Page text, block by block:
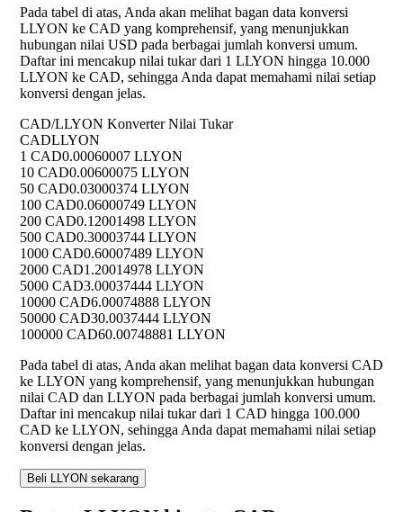
Pada tabel di atas, Anda akan melihat bagan data konversi
LLYON ke CAD yang komprehensif, yang menunjukkan
hubungan nilai USD pada berbagai jumlah konversi umum.
Daftar ini mencakup nilai tukar dari 1 LLYON hingga 10.000
LLYON ke CAD, sehingga Anda dapat memahami nilai setiap
konversi dengan jelas.
CAD/LLYON Konverter Nilai Tukar
CADLLYON
1 CAD0.00060007 LLYON
10 CAD0.00600075 LLYON
50 CAD0.03000374 LLYON
100 CAD0.06000749 LLYON
200 CAD0.12001498 LLYON
500 CAD0.30003744 LLYON
1000 CAD0.60007489 LLYON
2000 CAD1.20014978 LLYON
5000 CAD3.00037444 LLYON
10000 CAD6.00074888 LLYON
50000 CAD30.0037444 LLYON
100000 CAD60.00748881 LLYON
Pada tabel di atas, Anda akan melihat bagan data konversi CAD
ke LLYON yang komprehensif, yang menunjukkan hubungan
nilai CAD dan LLYON pada berbagai jumlah konversi umum.
Daftar ini mencakup nilai tukar dari 1 CAD hingga 100.000
CAD ke LLYON, sehingga Anda dapat memahami nilai setiap
konversi dengan jelas.
Beli LLYON sekarang